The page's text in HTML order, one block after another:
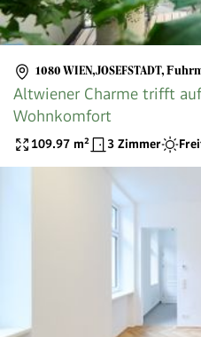
1080 WIEN,JOSEFSTADT,
Altwiener Charme trifft
Wohnkomfort
109.97 m² 3 Zimmer